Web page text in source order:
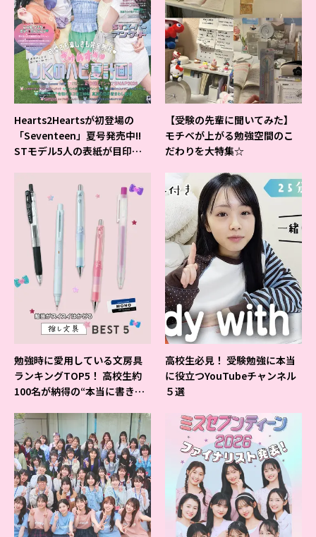
Hearts2Heartsが初登場の
「Seventeen」夏号発売中!!
STモデル5人の表紙が目印だ
【受験の先輩に聞いてみた】
モチベが上がる勉強空間のこ
だわりを大特集☆
勉強時に愛用している文房具
ランキングTOP5！ 高校生約
100名が納得の“本当に書きや
高校生必見！ 受験勉強に本当
に役立つYouTubeチャンネル
５選